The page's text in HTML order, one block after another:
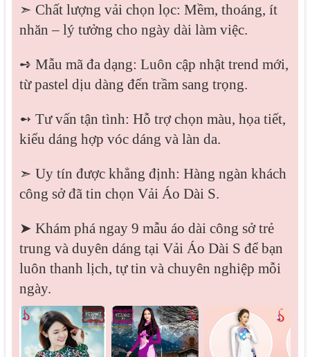
➣ Chất lượng vải chọn lọc: Mềm, thoáng, ít
nhăn – lý tưởng cho ngày dài làm việc.
➺ Mẫu mã đa dạng: Luôn cập nhật trend mới,
từ pastel dịu dàng đến trầm sang trọng.
➻ Tư vấn tận tình: Hỗ trợ chọn màu, họa tiết,
kiểu dáng hợp vóc dáng và làn da.
➣ Uy tín được khẳng định: Hàng ngàn khách
công sở đã tin chọn Vải Áo Dài S.
➤ Khám phá ngay 9 mẫu áo dài công sở trẻ
trung và duyên dáng tại Vải Áo Dài S để bạn
luôn thanh lịch, tự tin và chuyên nghiệp mỗi
ngày.